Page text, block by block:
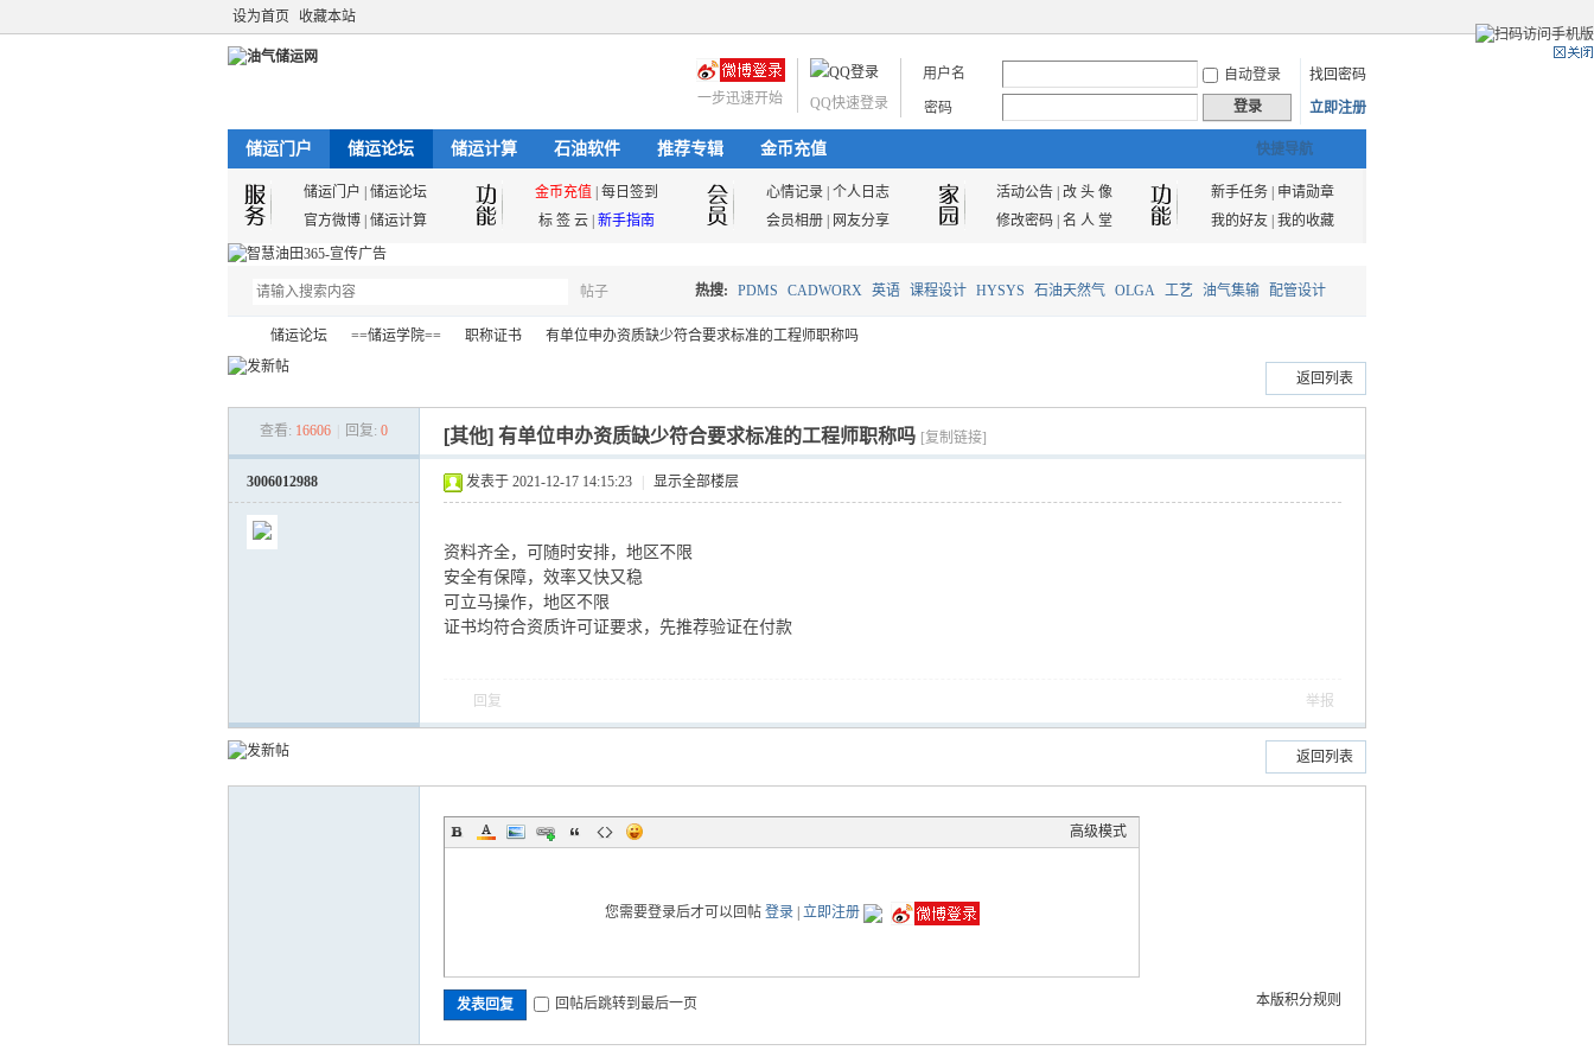
设为首页 收藏本站
用户名 自动登录
找回密码
密码
登录 立即注册
QQ快速登录
一步迅速开始
快捷导航
储运门户 储运论坛 储运计算 石油软件 推荐专辑 金币充值
储运门户 储运论坛 金币充值 每日签到 心情记录 个人日志 活动公告| 改 头 像 新手任务|
申请勋章
官方微博 储运计算 标 签 云 新手指南 会员相册 网友分享 修改密码| 名 人 堂 我的好友| 我的收藏
帖子
搜
索
热搜: PDMS CADWORX 英语 课程设计 HYSYS 石油天然气 OLGA 工艺 油气集输 配管设计
油气储运
储运论坛
›
==储运学院== 职称证书
›
有单位申办资质缺少符合要求标准的工程师职称吗
返回列表
查看: 16606 回复: 0 [其他] 有单位申办资质缺少符合要求标准的工程师职称吗 [复制链接]
3006012988 发表于 2021-12-17 14:15:23 显示全部楼层
资料齐全，可随时安排，地区不限
安全有保障，效率又快又稳
可立马操作，地区不限
证书均符合资质许可证要求，先推荐验证在付款
回复 举报
返回列表
高级模式
您需要登录后才可以回帖 登录| 立即注册
本版积分规则
发表回复 回帖后跳转到最后一页